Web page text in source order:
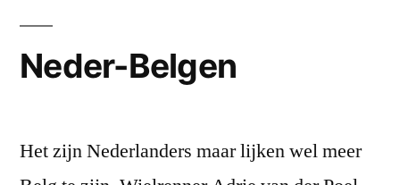
Neder-Belgen
Het zijn Nederlanders maar lijken wel meer